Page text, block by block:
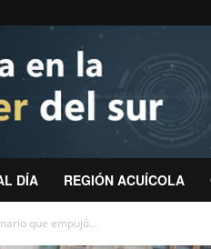
DÍA REGIÓN ACUÍCOLA
que empujó...